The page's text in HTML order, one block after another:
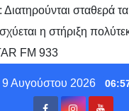
σταθερά
η στήριξη
FM 933
9 Αυγούστου 2026